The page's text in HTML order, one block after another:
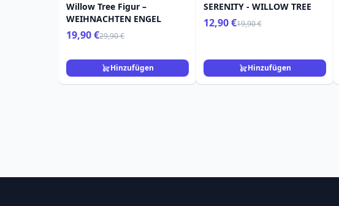
Willow Tree Figur –
WEIHNACHTEN ENGEL
19,90 €29,90 €
Hinzufügen
SERENITY - WILLOW TREE
12,90 €19,90 €
Hinzufügen